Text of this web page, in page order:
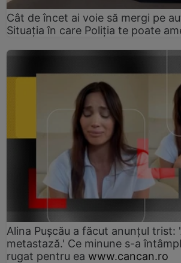
Cât de încet ai voie să mergi pe
Situația în care Poliția te poate
Alina Pușcău a făcut anunțul trist:
metastază.' Ce minune s-a
rugat pentru ea www.cancan.ro